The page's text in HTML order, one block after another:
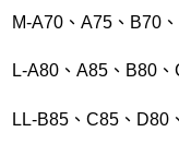
M-A70、A75、B70
L-A80、A85、B80
LL-B85、C85、D80